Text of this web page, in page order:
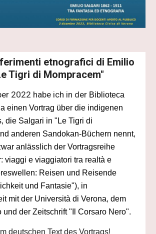
etnografici di Emilio
Tigri di Mompracem"
2022 habe ich in der Biblioteca
einen Vortrag über die indigenen
die Salgari in "Le Tigri di
anderen Sandokan-Büchern nennt,
anlässlich der Vortragsreihe
viaggi e viaggiatori tra realtà e
Reisen und Reisende
und Fantasie"), in
mit der Università di Verona, dem
und der Zeitschrift "Il Corsaro Nero".
deutschen Text des Vortrags!